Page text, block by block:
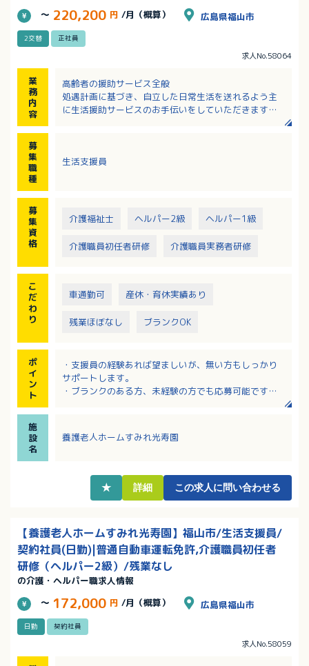
～ 220,200 円 /月（概算） 広島県福山市
2交替 正社員
求人No.58064
業
務
内
容
高齢者の援助サービス全般
処遇計画に基づき、自立した日常生活を送れるよう主
に生活援助サービスのお手伝いをしていただきます。
４．健康チェック
募
集
職
種
生活支援員
募
集
資
格
介護福祉士 ヘルパー2級 ヘルパー1級
介護職員初任者研修 介護職員実務者研修
こ
だ
わ
り
車通勤可 産休・育休実績あり
残業ほぼなし ブランクOK
ポ
イ
ン
ト
・支援員の経験あれば望ましいが、無い方もしっかり
サポートします。
・ブランクのある方、未経験の方でも応募可能です。
行事や子供の急病等の休みについて相談可能です。
・法人には様々な高齢者福祉サービスを実施してお
施
設
名
養護老人ホームすみれ光寿園
★ 詳細 この求人に問い合わせる
【養護老人ホームすみれ光寿園】福山市/生活支援員/
契約社員(日勤)|普通自動車運転免許,介護職員初任者
研修（ヘルパー2級）/残業なし
の介護・ヘルパー職求人情報
～ 172,000 円 /月（概算） 広島県福山市
日勤 契約社員
求人No.58059